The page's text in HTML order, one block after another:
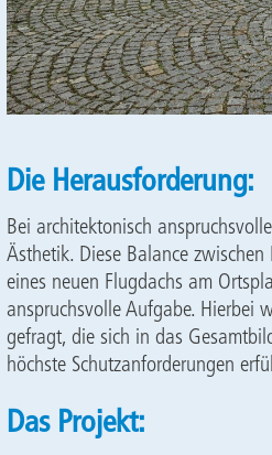
Die Herausforderung:
Bei architektonisch
Ästhetik. Diese Balance
eines neuen Flugdachs am
anspruchsvolle Aufgabe. Hierbei
gefragt, die sich in das
höchste Schutzanforderungen
Das Projekt: